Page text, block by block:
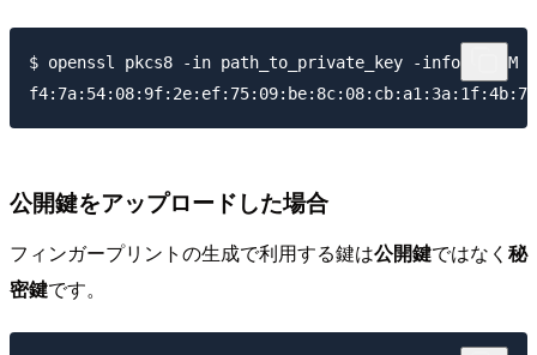
$ openssl pkcs8 -in path_to_private_key -inform
公開鍵をアップロードした場合
フィンガープリントの生成で利用する鍵は公開鍵ではなく 秘
密鍵です。